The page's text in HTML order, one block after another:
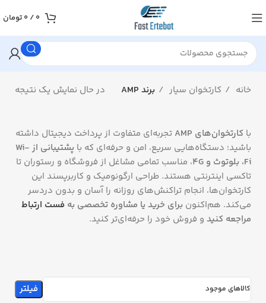
0
/
0 تومان
خانه کارتخوان سیار برند AMP
در حال نمایش یک نتیجه
با کارتخوان‌های AMP
تجربه‌ای متفاوت از پرداخت دیجیتال داشته
باشید؛ دستگاه‌هایی سریع، امن و حرفه‌ای که با
پشتیبانی از Wi-
Fi، بلوتوث و 4G
، مناسب تمامی مشاغل از فروشگاه و رستوران تا
تاکسی اینترنتی هستند. طراحی ارگونومیک و کاربرپسند این
کارتخوان‌ها، انجام تراکنش‌های روزانه را آسان و بدون دردسر
می‌کند. هم‌اکنون برای خرید یا مشاوره تخصصی به فست ارتباط
مراجعه کنید و فروش خود را حرفه‌ای‌تر کنید.
کالاهای موجود فیلتر